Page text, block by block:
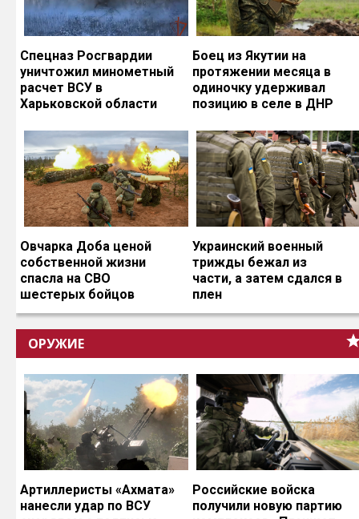
Спецназ Росгвардии
уничтожил минометный
расчет ВСУ в
Харьковской области
Боец из Якутии на
протяжении месяца в
одиночку удерживал
позицию в селе в ДНР
Овчарка Доба ценой
собственной жизни
спасла на СВО
шестерых бойцов
Украинский военный
трижды бежал из
части, а затем сдался в
плен
ОРУЖИЕ
Артиллеристы «Ахмата»
нанесли удар по ВСУ
Российские войска
получили новую партию